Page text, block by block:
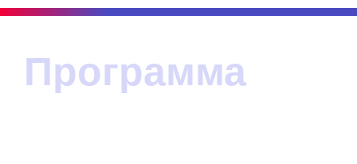
Программа